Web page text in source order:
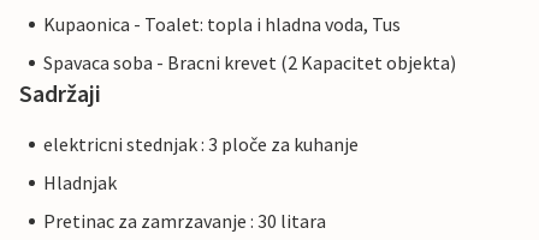
Kupaonica - Toalet: topla i hladna voda, Tus
Spavaca soba - Bracni krevet (2 Kapacitet objekta)
Sadržaji
elektricni stednjak : 3 ploče za kuhanje
Hladnjak
Pretinac za zamrzavanje : 30 litara